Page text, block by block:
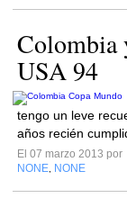
Colombia
USA 94
tengo un leve
años recién
El 07 marzo 2013 por
NONE NONE